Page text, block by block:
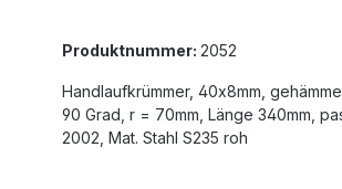
Produktnummer: 2052
Handlaufkrümmer, 40x8mm, gehämmert, halbrund,
90 Grad, r = 70mm, Länge 340mm, passend zu
2002, Mat. Stahl S235 roh